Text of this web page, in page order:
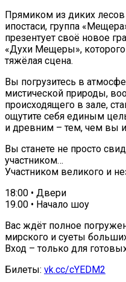
Прямиком из диких
ипостаси, группа
презентует своё новое
«Духи Мещеры»,
тяжёлая сцена.
Вы погрузитесь в
мистической природы,
происходящего в зале,
ощутите себя единым
и древним – тем, чем вы и
Вы станете не просто
участником…
Участником великого и
18:00 • Двери
19.00 • Начало шоу
Вас ждёт полное
мирского и суеты
Вход – только для
Билеты: vk.cc/cYEDM2